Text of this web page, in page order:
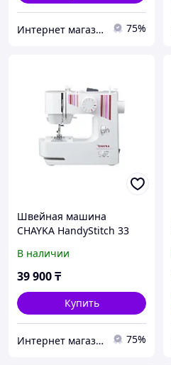
Интернет магазин "Техника" 75%
Швейная машина
CHAYKA HandyStitch 33
В наличии
39 900₸
Купить
Интернет магазин "Техника" 75%